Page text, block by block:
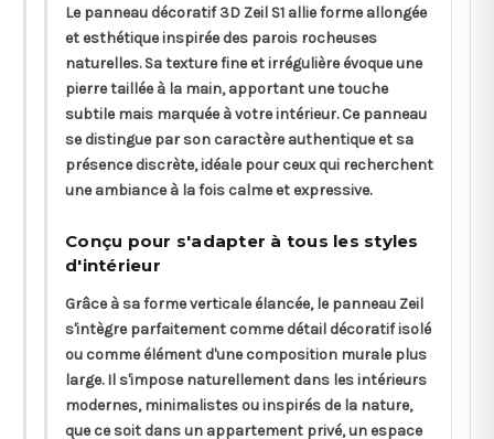
Le panneau décoratif 3D Zeil S1 allie forme allongée
et esthétique inspirée des parois rocheuses
naturelles. Sa texture fine et irrégulière évoque une
pierre taillée à la main, apportant une touche
subtile mais marquée à votre intérieur. Ce panneau
se distingue par son caractère authentique et sa
présence discrète, idéale pour ceux qui recherchent
une ambiance à la fois calme et expressive.
Conçu pour s'adapter à tous les styles
d'intérieur
Grâce à sa forme verticale élancée, le panneau Zeil
s'intègre parfaitement comme détail décoratif isolé
ou comme élément d'une composition murale plus
large. Il s'impose naturellement dans les intérieurs
modernes, minimalistes ou inspirés de la nature,
que ce soit dans un appartement privé, un espace